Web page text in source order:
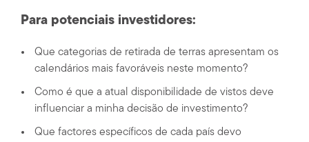
Para potenciais investidores:
Que categorias de retirada de terras apresentam os
calendários mais favoráveis neste momento?
Como é que a atual disponibilidade de vistos deve
influenciar a minha decisão de investimento?
Que factores específicos de cada país devo